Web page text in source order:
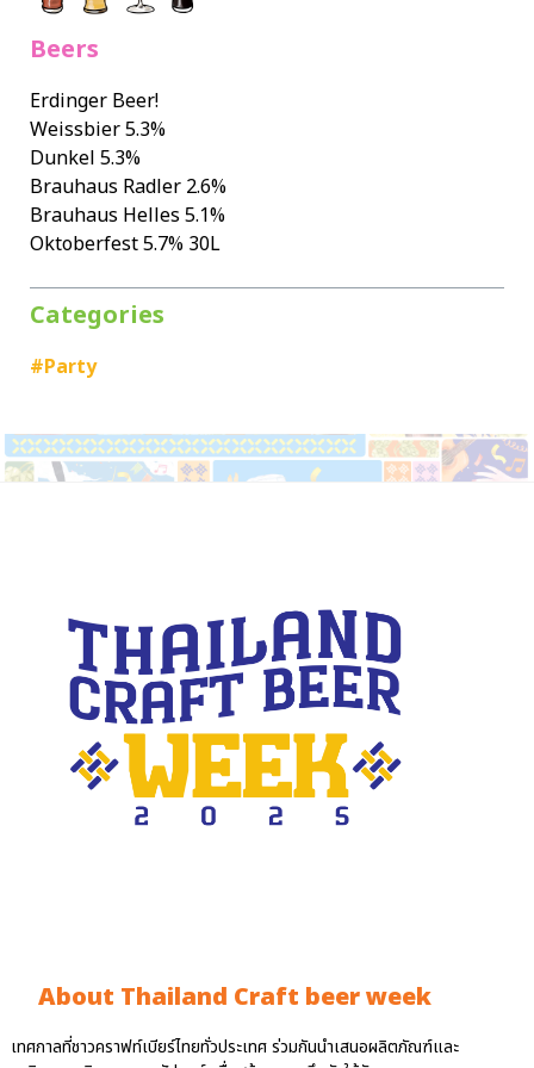
Beers
Erdinger Beer!
Weissbier 5.3%
Dunkel 5.3%
Brauhaus Radler 2.6%
Brauhaus Helles 5.1%
Oktoberfest 5.7% 30L
Categories
#Party
About Thailand Craft beer week
เทศกาลที่ชาวคราฟท์เบียร์ไทยทั่วประเทศ ร่วมกันนำเสนอผลิตภัณฑ์และ